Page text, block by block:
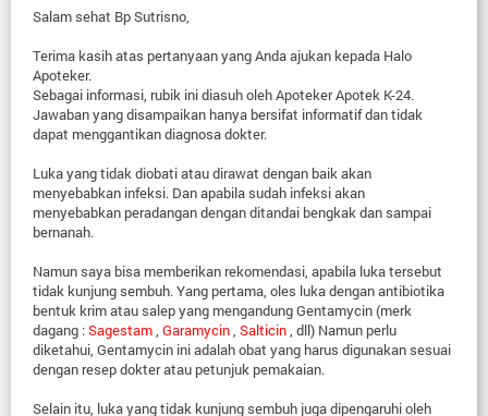
Salam sehat Bp Sutrisno,
Terima kasih atas pertanyaan yang Anda ajukan kepada Halo
Apoteker.
Sebagai informasi, rubik ini diasuh oleh Apoteker Apotek K-24.
Jawaban yang disampaikan hanya bersifat informatif dan tidak
dapat menggantikan diagnosa dokter.
Luka yang tidak diobati atau dirawat dengan baik akan
menyebabkan infeksi. Dan apabila sudah infeksi akan
menyebabkan peradangan dengan ditandai bengkak dan sampai
bernanah.
Namun saya bisa memberikan rekomendasi, apabila luka tersebut
tidak kunjung sembuh. Yang pertama, oles luka dengan antibiotika
bentuk krim atau salep yang mengandung Gentamycin (merk
dagang :Sagestam, Garamycin, Salticin, dll) Namun perlu
diketahui, Gentamycin ini adalah obat yang harus digunakan sesuai
dengan resep dokter atau petunjuk pemakaian.
Selain itu, luka yang tidak kunjung sembuh juga dipengaruhi oleh